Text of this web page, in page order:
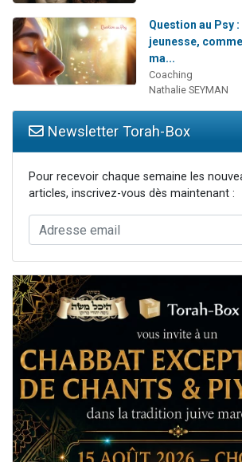
Question au Psy
jeunesse,
ma...
Coaching
Nathalie SEYMAN
Newsletter Torah-Box
Pour recevoir chaque semaine les
articles, inscrivez-vous dès maintenant :